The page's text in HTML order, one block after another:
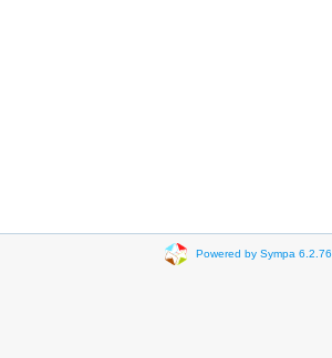
Powered by Sympa 6.2.76